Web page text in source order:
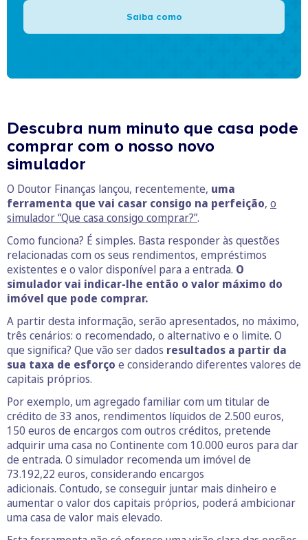
Saiba como
Descubra num minuto que casa pode
comprar com o nosso novo
simulador
O Doutor Finanças lançou, recentemente, uma
ferramenta que vai casar consigo na perfeição, o
simulador “Que casa consigo comprar?”.
Como funciona? É simples. Basta responder às questões
relacionadas com os seus rendimentos, empréstimos
existentes e o valor disponível para a entrada. O
simulador vai indicar-lhe então o valor máximo do
imóvel que pode comprar.
A partir desta informação, serão apresentados, no máximo,
três cenários: o recomendado, o alternativo e o limite. O
que significa? Que vão ser dados resultados a partir da
sua taxa de esforço e considerando diferentes valores de
capitais próprios.
Por exemplo, um agregado familiar com um titular de
crédito de 33 anos, rendimentos líquidos de 2.500 euros,
150 euros de encargos com outros créditos, pretende
adquirir uma casa no Continente com 10.000 euros para dar
de entrada. O simulador recomenda um imóvel de
73.192,22 euros, considerando encargos
adicionais. Contudo, se conseguir juntar mais dinheiro e
aumentar o valor dos capitais próprios, poderá ambicionar
uma casa de valor mais elevado.